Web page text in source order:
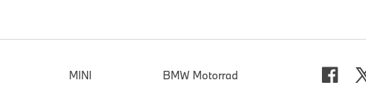
MINI BMW Motorrad